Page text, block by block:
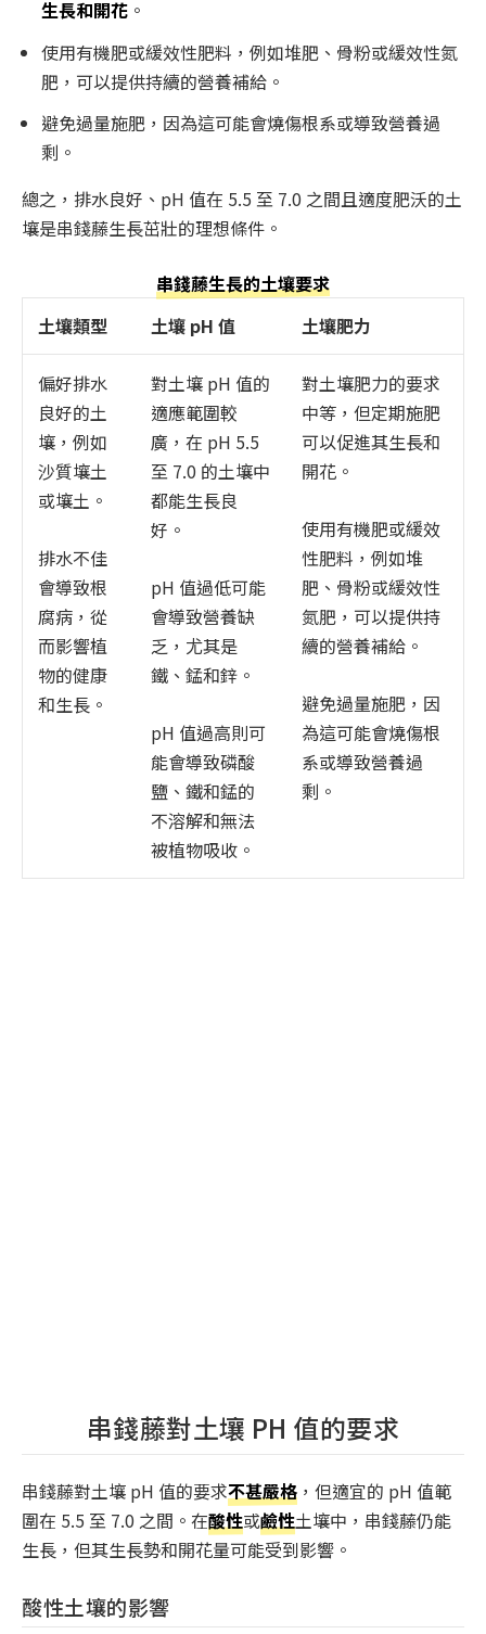
生長和開花 。
使用有機肥或緩效性肥料，例如堆肥、骨粉或緩效性氮
肥，可以提供持續的營養補給。
避免過量施肥，因為這可能會燒傷根系或導致營養過
剩。
總之，排水良好、pH 值在 5.5 至 7.0 之間且適度肥沃的土
壤是串錢藤生長茁壯的理想條件。
串錢藤生長的土壤要求
土壤類型
土壤 pH 值 土壤肥力
偏好排水
良好的土
壤，例如
沙質壤土
或壤土。
排水不佳
會導致根
腐病，從
而影響植
物的健康
和生長。
對土壤 pH 值的
適應範圍較
廣，在 pH 5.5
至 7.0 的土壤中
都能生長良
好。
pH 值過低可能
會導致營養缺
乏，尤其是
鐵、錳和鋅。
pH 值過高則可
能會導致磷酸
鹽、鐵和錳的
不溶解和無法
被植物吸收。
對土壤肥力的要求
中等，但定期施肥
可以促進其生長和
開花。
使用有機肥或緩效
性肥料，例如堆
肥、骨粉或緩效性
氮肥，可以提供持
續的營養補給。
避免過量施肥，因
為這可能會燒傷根
系或導致營養過
剩。
串錢藤對土壤 PH 值的要求
串錢藤對土壤 pH 值的要求不甚嚴格 ，但適宜的 pH 值範
圍在 5.5 至 7.0 之間。在酸性或鹼性土壤中，串錢藤仍能
生長，但其生長勢和開花量可能受到影響。
酸性土壤的影響